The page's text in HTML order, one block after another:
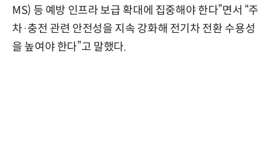
MS) 등 예방 인프라 보급 확대에 집중해야 한다”면서 “주
차·충전 관련 안전성을 지속 강화해 전기차 전환 수용성
을 높여야 한다”고 말했다.